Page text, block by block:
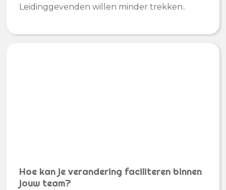
Leidinggevenden willen minder trekken..
Hoe kan je verandering faciliteren binnen
jouw team?